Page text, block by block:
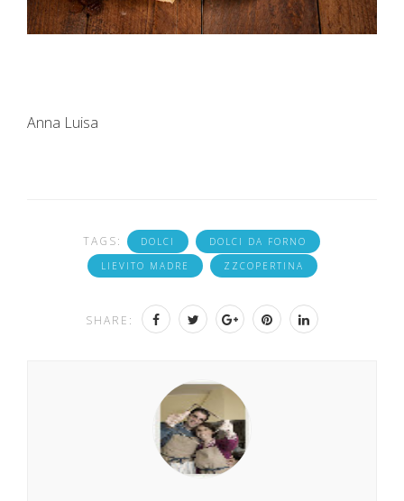
Anna Luisa
TAGS: DOLCI
DOLCI DA FORNO
LIEVITO MADRE
ZZCOPERTINA
SHARE: